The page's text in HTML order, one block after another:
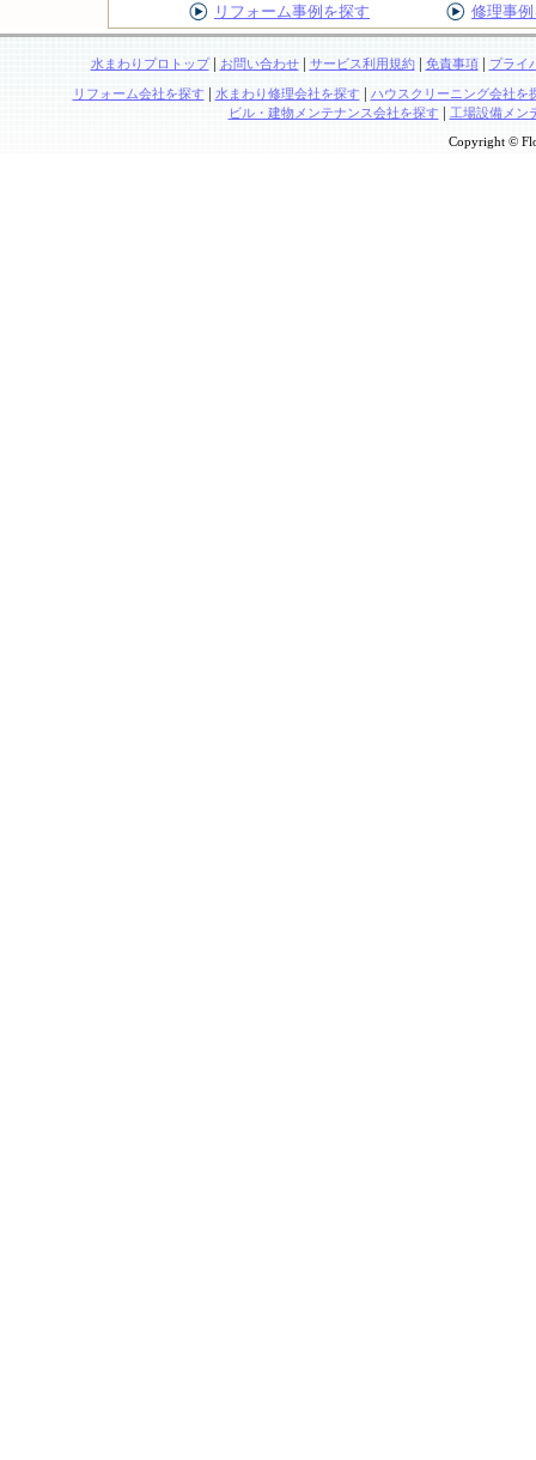
リフォーム事例を探す 修理事
水まわりプロトップ| お問い合わせ| サービス利用規約| 免責事項| プライ
リフォーム会社を探す | 水まわり修理会社を探す | ハウスクリーニング会社を
ビル・建物メンテナンス会社を探す| 工場設備メン
Copyright ©